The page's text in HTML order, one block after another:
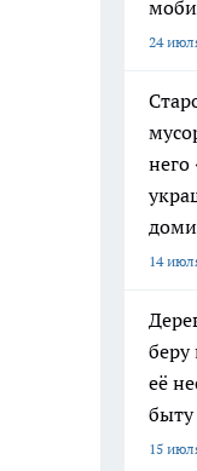
24
него
14
беру
её
быту
15